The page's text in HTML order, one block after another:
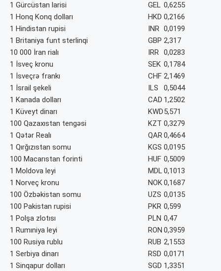
1 Gürcüstan larisi
GEL 0,6255
1 Honq Konq dolları
HKD 0,2166
1 Hindistan rupisi
INR 0,0199
1 Britaniya funt sterlinqi
GBP 2,317
10 000 İran rialı
IRR 0,0283
1 İsveç kronu
SEK 0,1784
1 İsveçrə frankı
CHF 2,1469
1 İsrail şekeli
ILS
0,5044
1 Kanada dolları
CAD 1,2502
1 Küveyt dinarı
KWD5,571
100 Qazaxıstan tengəsi
KZT 0,3279
1 Qətər Realı
QAR0,4664
1 Qırğızıstan somu
KGS 0,0195
100 Macarıstan forinti
HUF 0,5009
1 Moldova leyi
MDL0,1013
1 Norveç kronu
NOK0,1687
100 Özbəkistan somu
UZS 0,0135
100 Pakistan rupisi
PKR 0,599
1 Polşa zlotısı
PLN 0,47
1 Rumıniya leyi
RON 0,3959
100 Rusiya rublu
RUB 2,1553
1 Serbiya dinarı
RSD 0,0171
1 Sinqapur dolları
SGD 1,3351